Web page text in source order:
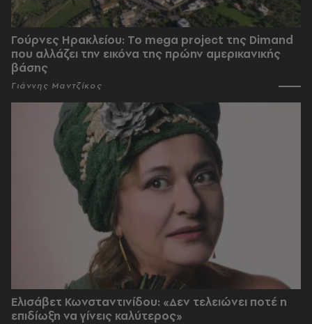
Γούρνες Ηρακλείου: To mega project της Dimand
που αλλάζει την εικόνα της πρώην αμερικανικής
βάσης
Γιάννης Μαντζίκος
Ελισάβετ Κωνσταντινίδου: «Δεν τελειώνει ποτέ η
επιδίωξη να γίνεις καλύτερος»